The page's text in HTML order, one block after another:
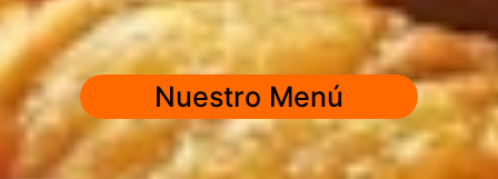
Nuestro Menú